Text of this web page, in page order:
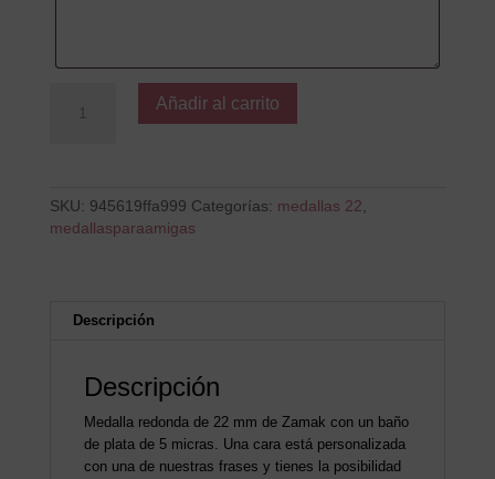
Amiga
Añadir al carrito
SKU: 945619ffa999 Categorías: medallas 22,
medallasparaamigas
Descripción
Descripción
Medalla redonda de 22 mm de Zamak con un baño
de plata de 5 micras. Una cara está personalizada
con una de nuestras frases y tienes la posibilidad